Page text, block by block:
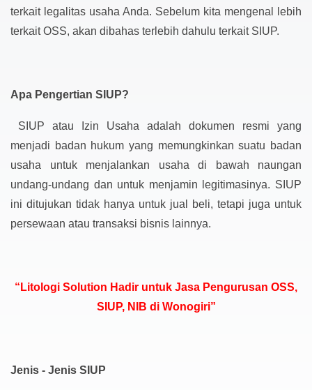
terkait legalitas usaha Anda. Sebelum kita mengenal lebih
terkait OSS, akan dibahas terlebih dahulu terkait SIUP.
Apa Pengertian SIUP?
SIUP atau Izin Usaha adalah dokumen resmi yang
menjadi badan hukum yang memungkinkan suatu badan
usaha untuk menjalankan usaha di bawah naungan
undang-undang dan untuk menjamin legitimasinya. SIUP
ini ditujukan tidak hanya untuk jual beli, tetapi juga untuk
persewaan atau transaksi bisnis lainnya.
“Litologi Solution Hadir untuk Jasa Pengurusan OSS,
SIUP, NIB di Wonogiri”
Jenis - Jenis SIUP